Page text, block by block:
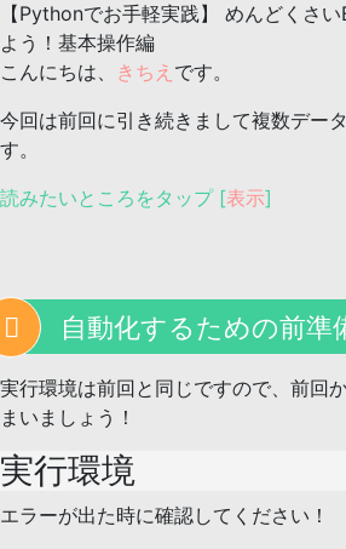
【Pythonでお手軽実践】 めんどくさ
よう！基本操作編
こんにちは、 きちえ です。
今回は前回に引き続きまして複数デー
す。
読みたいところをタップ [表示]
自動化するための前準
実行環境は前回と同じですので、前回
まいましょう！
実行環境
エラーが出た時に確認してください！